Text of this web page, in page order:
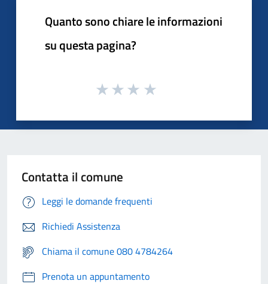
Quanto sono chiare le informazioni
su questa pagina?
Contatta il comune
Leggi le domande frequenti
Richiedi Assistenza
Chiama il comune 080 4784264
Prenota un appuntamento